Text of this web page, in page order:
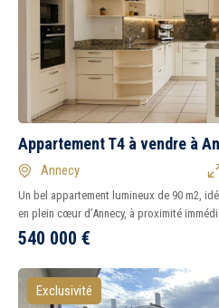
Appartement T4 à vendre à
Annecy
Un bel appartement lumineux de 90 m2,
en plein cœur d’Annecy, à proximité
540 000 €
Exclusivité